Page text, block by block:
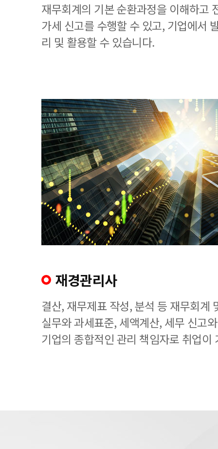
재무회계의 기본 순환과정을 이해하고
가세 신고를 수행할 수 있고, 기업에서
리 및 활용할 수 있습니다.
재경관리사
결산, 재무제표 작성, 분석 등 재무회계
실무와 과세표준, 세액계산, 세무 신고
기업의 종합적인 관리 책임자로 취업이